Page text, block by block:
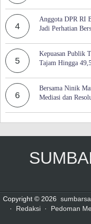
4
Anggota DPR RI
Jadi Perhatian
5
Kepuasan Publik
Tajam Hingga
6
Bersama Ninik
Mediasi dan
Copyright © 2026
·
Redaksi · Pedoman